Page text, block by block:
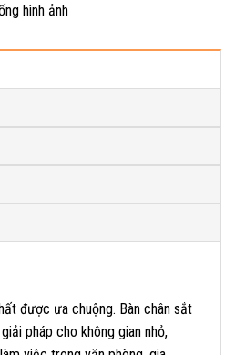
hình ảnh
được ưa chuộng. Bàn chân sắt
pháp cho không gian nhỏ,